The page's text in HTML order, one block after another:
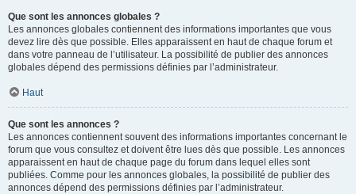
Que sont les annonces globales ?
Les annonces globales contiennent des informations importantes que vous
devez lire dès que possible. Elles apparaissent en haut de chaque forum et
dans votre panneau de l’utilisateur. La possibilité de publier des annonces
globales dépend des permissions définies par l’administrateur.
Haut
Que sont les annonces ?
Les annonces contiennent souvent des informations importantes concernant le
forum que vous consultez et doivent être lues dès que possible. Les annonces
apparaissent en haut de chaque page du forum dans lequel elles sont
publiées. Comme pour les annonces globales, la possibilité de publier des
annonces dépend des permissions définies par l’administrateur.